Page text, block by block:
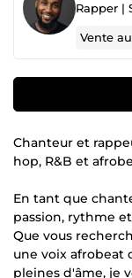
Vente
Chanteur et
hop, R&B et
En tant que
passion, rythme
Que vous
une voix afrobeat
pleines d'âme, je